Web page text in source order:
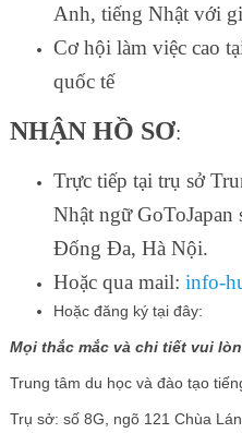
Anh, tiếng Nhật với
Cơ hội làm việc cao
quốc tế
NHẬN HỒ SƠ:
Trực tiếp tại trụ sở
Nhật ngữ
Đống Đa, Hà Nội.
Hoặc qua mail: info-
Hoặc đăng ký tại đây:
Mọi thắc mắc và chi tiết vui
Trung tâm du học và đào tạo
Trụ sở: số 8G, ngõ 121 Chùa